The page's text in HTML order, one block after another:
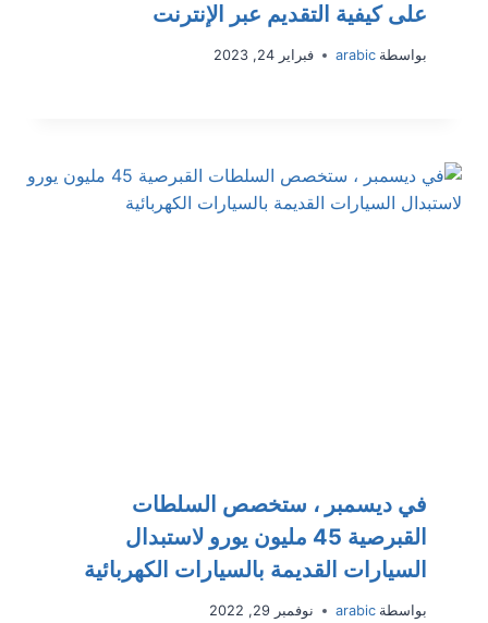
على كيفية التقديم عبر الإنترنت
بواسطة arabic فبراير 24, 2023
في ديسمبر ، ستخصص السلطات
القبرصية 45 مليون يورو لاستبدال
السيارات القديمة بالسيارات الكهربائية
بواسطة arabic نوفمبر 29, 2022